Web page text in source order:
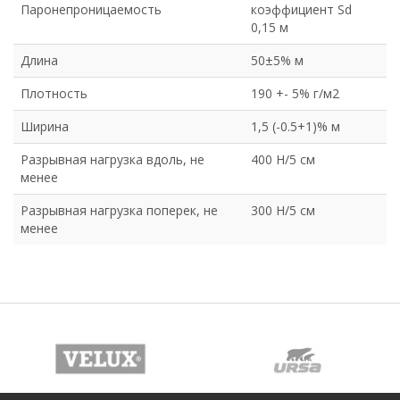
Паронепроницаемость
коэффициент Sd
0,15 м
Длина
50±5% м
Плотность
190 +- 5% г/м2
Ширина
1,5 (-0.5+1)% м
Разрывная нагрузка вдоль, не
менее
400 Н/5 см
Разрывная нагрузка поперек, не
менее
300 Н/5 см